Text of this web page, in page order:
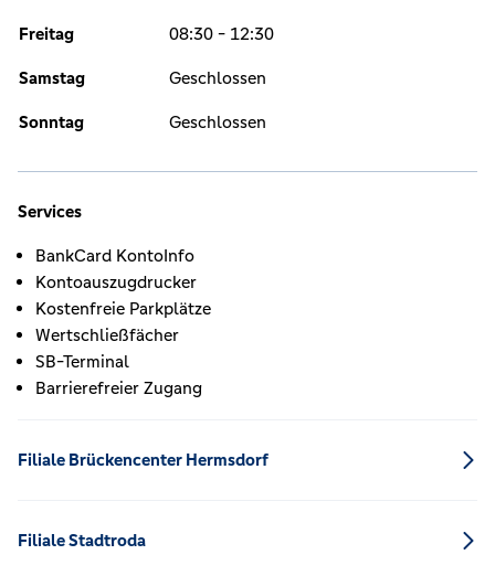
Freitag 08:30 - 12:30
Samstag Geschlossen
Sonntag Geschlossen
Services
BankCard KontoInfo
Kontoauszugdrucker
Kostenfreie Parkplätze
Wertschließfächer
SB-Terminal
Barrierefreier Zugang
Filiale Brückencenter Hermsdorf
Filiale Stadtroda